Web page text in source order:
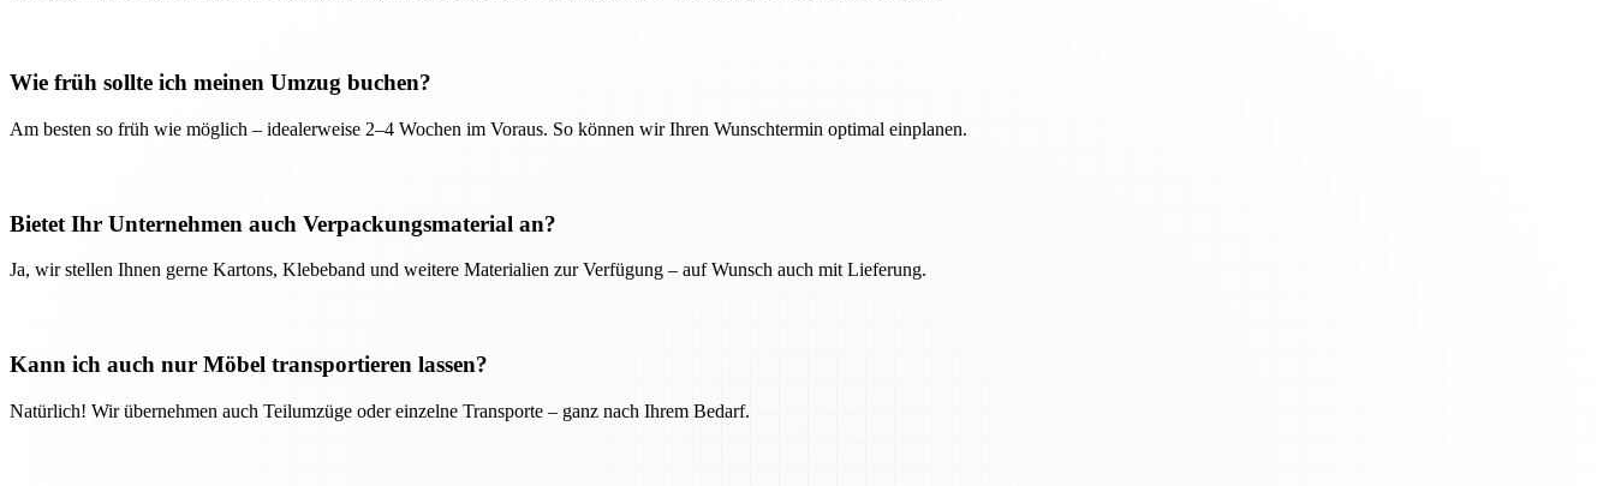
Wie früh sollte ich meinen Umzug buchen?
Am besten so früh wie möglich – idealerweise 2–4 Wochen im Voraus. So können wir Ihren Wunschtermin optimal einplanen.
Bietet Ihr Unternehmen auch Verpackungsmaterial an?
Ja, wir stellen Ihnen gerne Kartons, Klebeband und weitere Materialien zur Verfügung – auf Wunsch auch mit Lieferung.
Kann ich auch nur Möbel transportieren lassen?
Natürlich! Wir übernehmen auch Teilumzüge oder einzelne Transporte – ganz nach Ihrem Bedarf.